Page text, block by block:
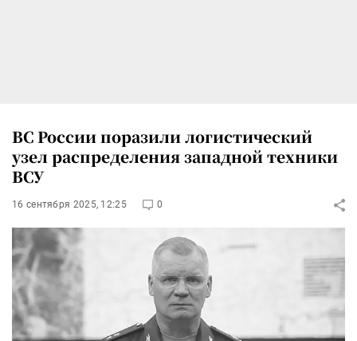
ВС России поразили логистический
узел распределения западной техники
ВСУ
16 сентября 2025, 12:25 0